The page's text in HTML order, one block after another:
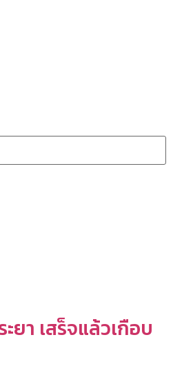
ยา เสร็จแล้วเกือบ